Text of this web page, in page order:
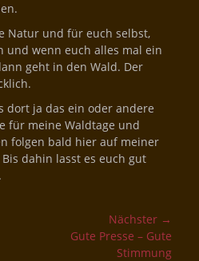
Natur und für euch selbst,
und wenn euch alles mal ein
geht in den Wald. Der
dort ja das ein oder andere
für meine Waldtage und
folgen bald hier auf meiner
dahin lasst es euch gut
Nächster →
Gute Presse – Gute
Stimmung